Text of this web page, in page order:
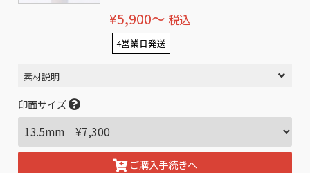
¥5,900〜 税込
4営業日発送
素材説明
印面サイズ
ご購入手続きへ